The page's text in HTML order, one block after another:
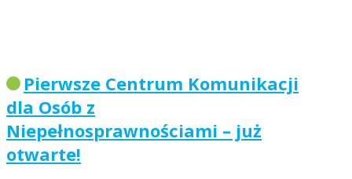
Pierwsze Centrum Komunikacji
dla Osób z
Niepełnosprawnościami – już
otwarte!